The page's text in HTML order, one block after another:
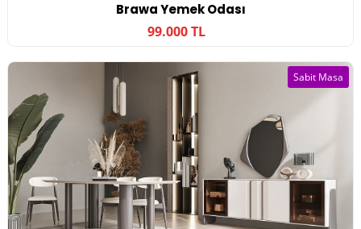
Brawa Yemek Odası
99.000 TL
Sabit Masa